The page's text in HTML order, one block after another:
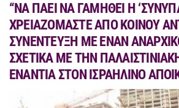
“ΝΑ ΠΑΕΙ ΝΑ ΓΑΜΗΘΕΙ Η
ΧΡΕΙΑΖΟΜΑΣΤΕ ΑΠΟ ΚΟΙΝΟΥ
ΣΥΝΕΝΤΕΥΞΗ ΜΕ ΕΝΑΝ
ΣΧΕΤΙΚΑ ΜΕ ΤΗΝ
ΕΝΑΝΤΙΑ ΣΤΟΝ ΙΣΡΑΗΛΙΝΟ